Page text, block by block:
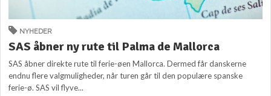
NYHEDER
SAS åbner ny rute til Palma de Mallorca
SAS åbner direkte rute til ferie-øen Mallorca. Dermed får danskerne
endnu flere valgmuligheder, når turen går til den populære spanske
ferie-ø. SAS vil flyve...